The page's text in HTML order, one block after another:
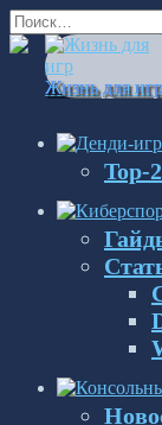
Перейти
к
содержанию
Search
for:
Жизнь для
Top-